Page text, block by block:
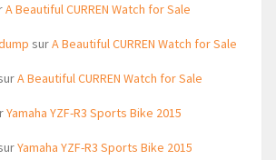
A Beautiful CURREN Watch for Sale
surA Beautiful CURREN Watch for Sale
A Beautiful CURREN Watch for Sale
Yamaha YZF-R3 Sports Bike 2015
Yamaha YZF-R3 Sports Bike 2015